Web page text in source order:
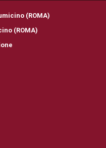
(ROMA)
(ROMA)